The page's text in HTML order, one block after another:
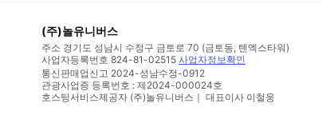
(주)놀유니버스
주소 경기도 성남시 수정구 금토로 70 (금토동, 텐엑스타워)
사업자등록번호 824-81-02515 사업자정보확인
통신판매업신고 2024-성남수정-0912
관광사업증 등록번호 : 제2024-000024호
호스팅서비스제공자 (주)놀유니버스｜ 대표이사 이철웅